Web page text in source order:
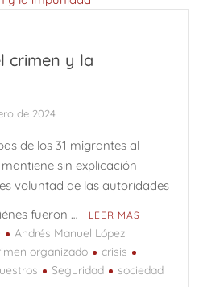
crimen y la
de 2024
de los 31 migrantes al
sin explicación
voluntad de las autoridades
fueron …
LEER MÁS
Andrés Manuel López
organizado
crisis
Seguridad
sociedad